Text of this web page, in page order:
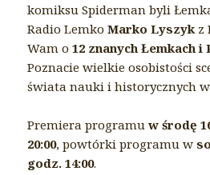
komiksu Spiderman byli
Radio LemkoMarko Lyszykz
Wam o12 znanych Łemkach
Poznacie wielkie osobistości
świata nauki i historycznych
Premiera programuw środę
20:00, powtórki programu w
godz. 14:00.